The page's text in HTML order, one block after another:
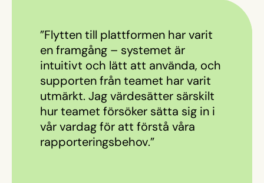
”Flytten till plattformen har varit
en framgång – systemet är
intuitivt och lätt att använda, och
supporten från teamet har varit
utmärkt. Jag värdesätter särskilt
hur teamet försöker sätta sig in i
vår vardag för att förstå våra
rapporteringsbehov.”